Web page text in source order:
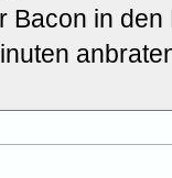
Bacon in